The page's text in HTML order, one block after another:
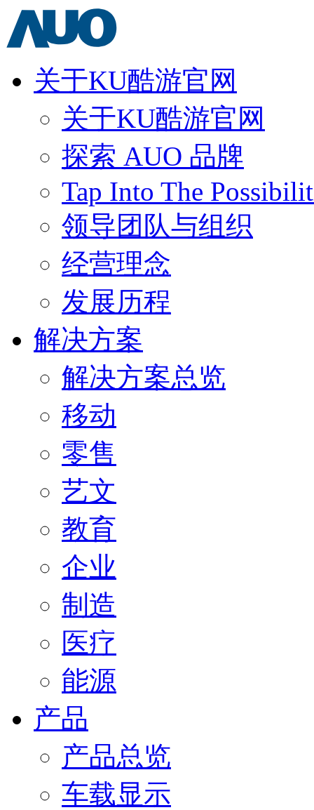
关于KU酷游官网
关于KU酷游官网
探索 AUO 品牌
Tap Into The
领导团队与组织
经营理念
发展历程
解决方案
解决方案总览
移动
零售
艺文
教育
企业
制造
医疗
能源
产品
产品总览
车载显示